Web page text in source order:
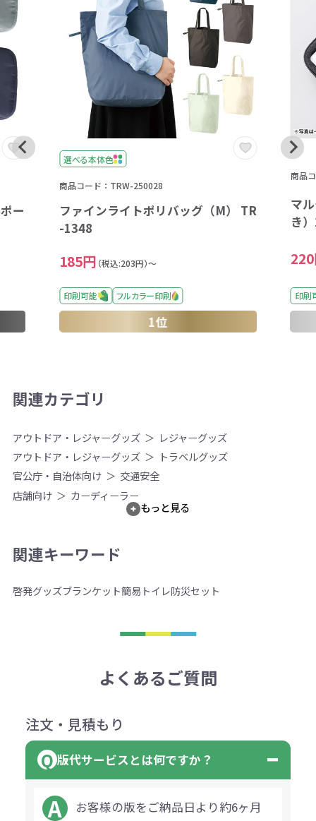
ー
選べる本体色
商品コード：TRW-250028
ファインライトポリバッグ（M） TR
-1348
185円 （税込:203円）～
印刷可能 フルカラー印刷
1位
商品
マ
き
印刷
関連カテゴリ
アウトドア・レジャーグッズ
レジャーグッズ
アウトドア・レジャーグッズ
トラベルグッズ
官公庁・自治体向け
交通安全
店舗向け
カーディーラー
もっと見る
関連キーワード
啓発グッズブランケット簡易トイレ防災セット
よくあるご質問
注文・見積もり
版代サービスとは何ですか？
お客様の版をご納品日より約6ヶ月